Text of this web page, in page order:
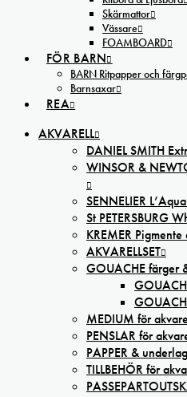
Skärmattor
Vässare
FOAMBOARD
FÖR BARN
BARN Ritpapper och
Barnsaxar
REA
AKVARELL
DANIEL SMITH
WINSOR &
SENNELIER
St PETERSBURG
KREMER
AKVARELLSET
GOUACHE färger
MEDIUM för
PENSLAR för
PAPPER &
TILLBEHÖR för